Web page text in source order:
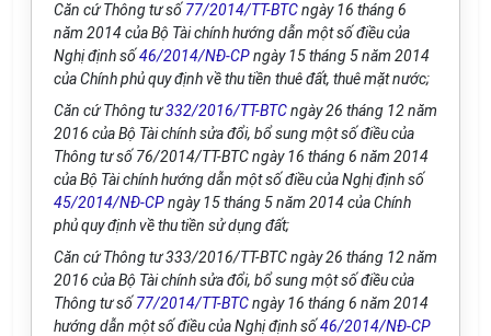
Căn cứ Thông tư số 77/2014/TT-BTCngày 16 tháng 6
năm 2014 của Bộ Tài chính hướng dẫn một số điều của
Nghị định số46/2014/NĐ-CPngày 15 tháng 5 năm 2014
của Chính phủ quy định về thu tiền thuê đất, thuê mặt nước;
Căn cứ Thông tư332/2016/TT-BTCngày 26 tháng 12 năm
2016 của Bộ Tài chính sửa đổi, bổ sung một số điều của
Thông tư số 76/2014/TT-BTC ngày 16 tháng 6 năm 2014
của Bộ Tài chính hướng dẫn một sốđiều của Nghị định số
45/2014/NĐ-CPngày 15 tháng 5 năm 2014 của Chính
phủ quy định về thu tiền sử dụng đất;
Căn cứ Thông tư 333/2016/TT-BTC ngày 26 tháng 12 năm
2016 của Bộ Tài chính sửa đổi, bổ sung một số điều của
Thông tư số 77/2014/TT-BTCngày 16 tháng 6 năm 2014
hướng dẫn một số điều của Nghị định số46/2014/NĐ-CP